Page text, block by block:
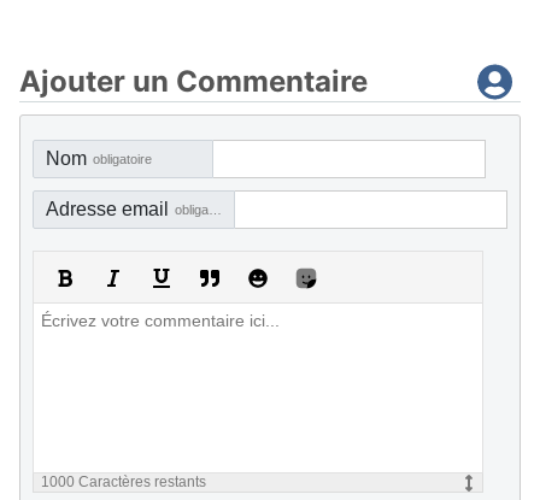
Ajouter un Commentaire
Nom obligatoire
Adresse email
1000 Caractères restants